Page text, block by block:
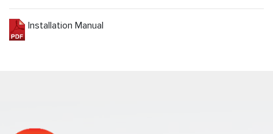
Installation Manual